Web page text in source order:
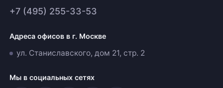
+7 (495) 255-33-53
Адреса офисов в г. Москве
ул. Станиславского, дом 21, стр. 2
Мы в социальных сетях